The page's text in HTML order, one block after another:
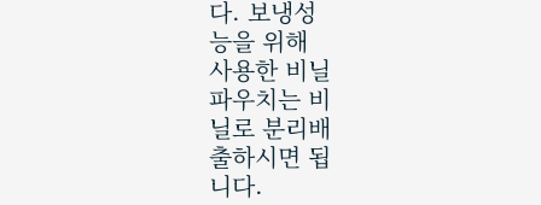
다. 보냉성
능을 위해
사용한 비닐
파우치는 비
닐로 분리배
출하시면 됩
니다.